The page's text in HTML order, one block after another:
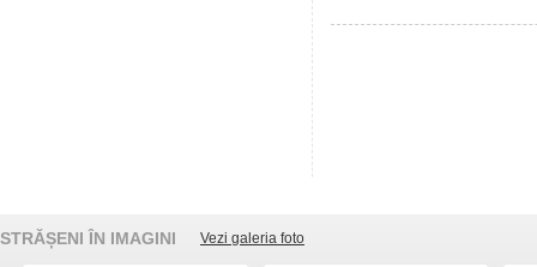
STRĂȘENI ÎN IMAGINI Vezi galeria foto